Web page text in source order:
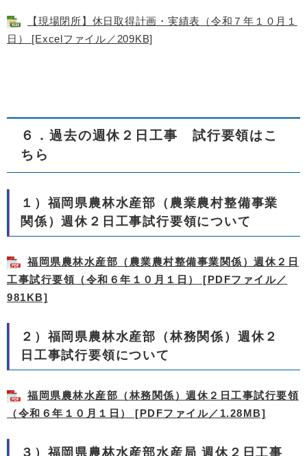
【現場閉所】休日取得計画・実績表（令和７年１０月１
日） [Excelファイル／209KB]
６．過去の週休２日工事 試行要領はこ
ちら
１）福岡県農林水産部（農業農村整備事業
関係）週休２日工事試行要領について
福岡県農林水産部（農業農村整備事業関係）週休２日
工事試行要領（令和６年１０月１日） [PDFファイル／
981KB]
２）福岡県農林水産部（林務関係）週休２
日工事試行要領について
福岡県農林水産部（林務関係）週休２日工事試行要領
（令和６年１０月１日） [PDFファイル／1.28MB]
３）福岡県農林水産部水産局 週休２日工事